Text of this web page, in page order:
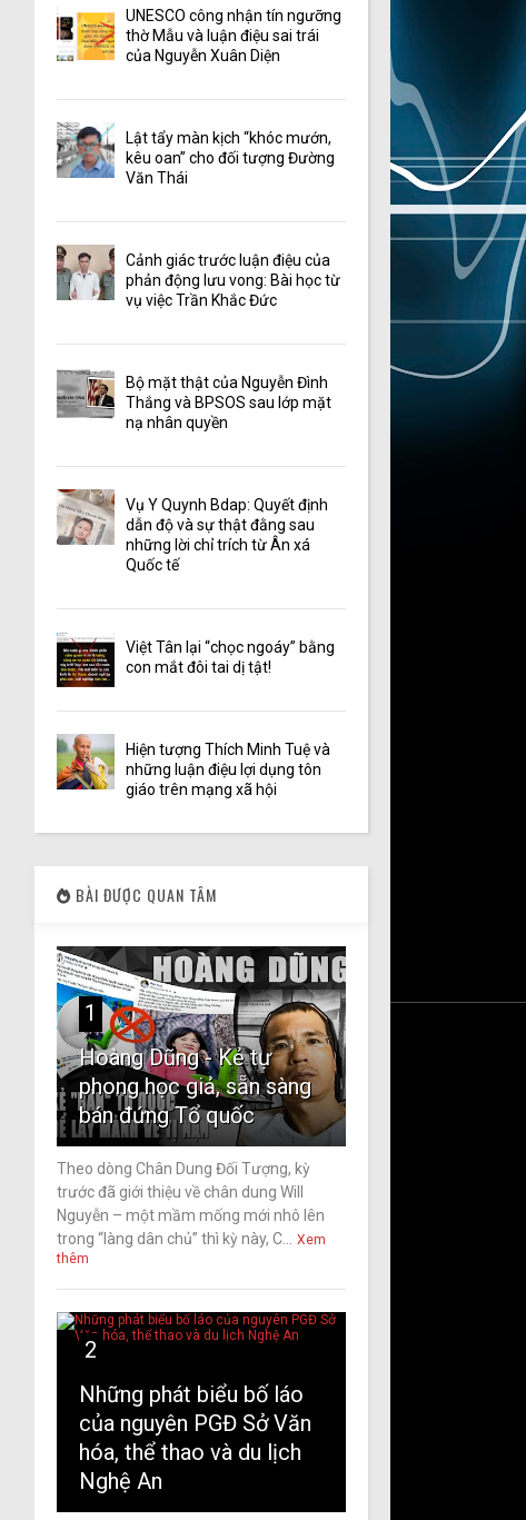
UNESCO công nhận tín ngưỡng
thờ Mẫu và luận điệu sai trái
của Nguyễn Xuân Diện
Lật tẩy màn kịch “khóc mướn,
kêu oan” cho đối tượng Đường
Văn Thái
Cảnh giác trước luận điệu của
phản động lưu vong: Bài học từ
vụ việc Trần Khắc Đức
Bộ mặt thật của Nguyễn Đình
Thắng và BPSOS sau lớp mặt
nạ nhân quyền
Vụ Y Quynh Bdap: Quyết định
dẫn độ và sự thật đằng sau
những lời chỉ trích từ Ân xá
Quốc tế
Việt Tân lại “chọc ngoáy” bằng
con mắt đôi tai dị tật!
Hiện tượng Thích Minh Tuệ và
những luận điệu lợi dụng tôn
giáo trên mạng xã hội
BÀI ĐƯỢC QUAN TÂM
1
Hoàng Dũng - Kẻ tự
phong học giả, sẵn sàng
bán đứng Tổ quốc
Theo dòng Chân Dung Đối Tượng, kỳ
trước đã giới thiệu về chân dung Will
Nguyễn – một mầm mống mới nhô lên
trong “làng dân chủ” thì kỳ này, C...
Xem
thêm
2
Những phát biểu bố láo
của nguyên PGĐ Sở Văn
hóa, thể thao và du lịch
Nghệ An